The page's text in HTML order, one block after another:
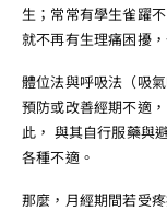
生；常常有學生雀躍
就不再有生理痛困擾
體位法與呼吸法（吸
預防或改善經期不適
此， 與其自行服藥與
各種不適。
那麼，月經期間若受